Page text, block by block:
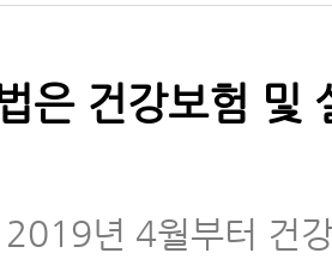
은 건강보험 및
년 4월부터 건